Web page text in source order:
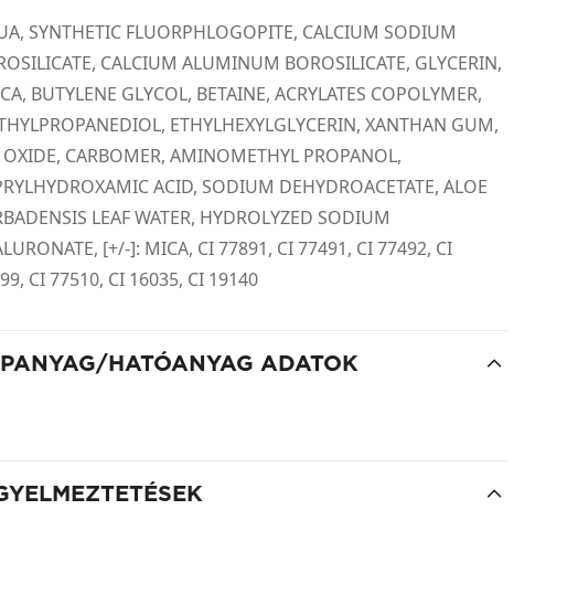
SYNTHETIC FLUORPHLOGOPITE, CALCIUM SODIUM
CALCIUM ALUMINUM BOROSILICATE, GLYCERIN,
BUTYLENE GLYCOL, BETAINE, ACRYLATES COPOLYMER,
ETHYLHEXYLGLYCERIN, XANTHAN GUM,
CARBOMER, AMINOMETHYL PROPANOL,
ACID, SODIUM DEHYDROACETATE, ALOE
LEAF WATER, HYDROLYZED SODIUM
[+/-]: MICA, CI 77891, CI 77491, CI 77492, CI
CI 77510, CI 16035, CI 19140
HATÓANYAG ADATOK